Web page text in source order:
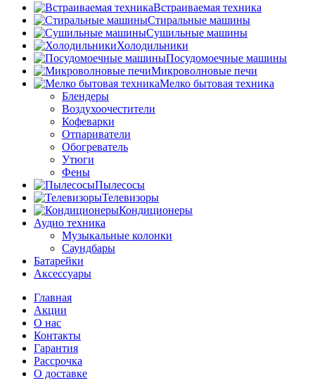
Встраиваемая техника
Стиральные машины
Сушильные машины
Холодильники
Посудомоечные машины
Микроволновые печи
Мелко бытовая техника
Блендеры
Воздухоочестители
Кофеварки
Отпариватели
Обогреватель
Утюги
Фены
Пылесосы
Телевизоры
Кондиционеры
Аудио техника
Музыкальные колонки
Саундбары
Батарейки
Аксессуары
Главная
Акции
О нас
Контакты
Гарантия
Рассрочка
О доставке